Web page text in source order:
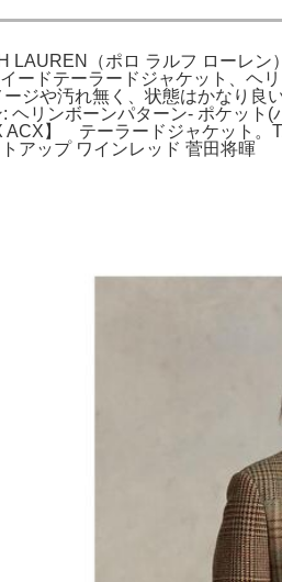
（ポロ ラルフ ローレン
ドテーラードジャケット、ヘ
や汚れ無く、状態はかなり良
ヘリンボーンパターン- ポケッ
】 テーラードジャケット。
アップ ワインレッド 菅田将暉